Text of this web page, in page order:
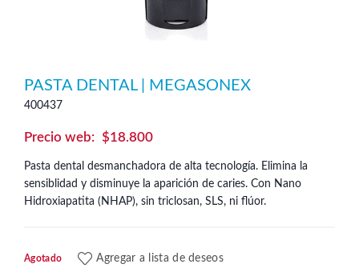
PASTA DENTAL | MEGASONEX
400437
$18.800
Pasta dental desmanchadora de alta tecnología. Elimina la
sensiblidad y disminuye la aparición de caries. Con Nano
Hidroxiapatita (NHAP), sin triclosan, SLS, ni flúor.
Agotado Agregar a lista de deseos